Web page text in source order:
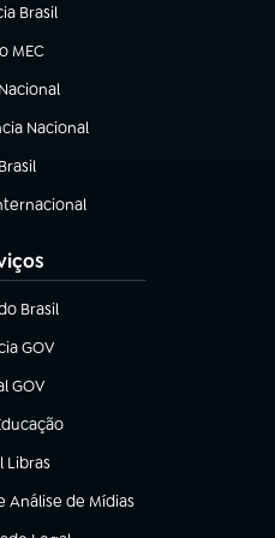
Brasil
nova aba)
MEC
em nova aba)
Nacional
aba)
em nova aba)
aba)
Brasil
nova aba)
GOV
nova aba)
GOV
em nova aba)
nova aba)
Libras
nova aba)
de Mídias